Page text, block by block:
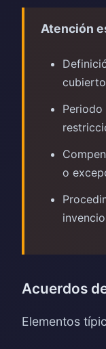
Atención
o
Acuerdos
Elementos